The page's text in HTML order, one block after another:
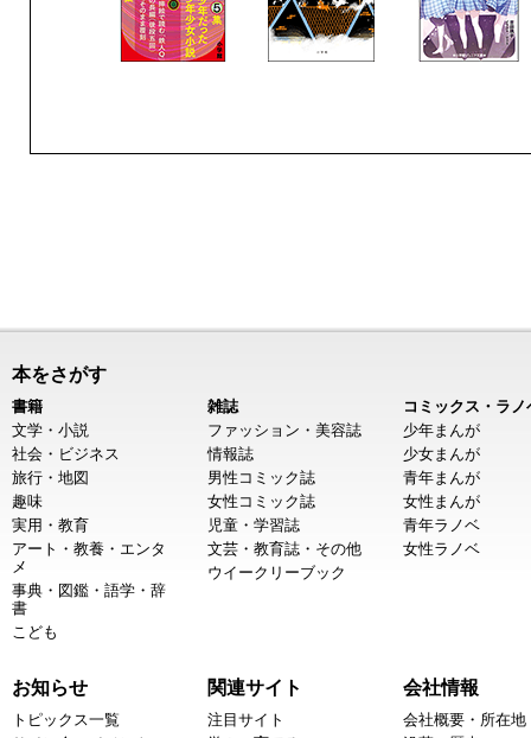
本をさがす
書籍
文学・小説
社会・ビジネス
旅行・地図
趣味
実用・教育
アート・教養・エンタ
メ
事典・図鑑・語学・辞
書
こども
雑誌
ファッション・美容誌
情報誌
男性コミック誌
女性コミック誌
児童・学習誌
文芸・教育誌・その他
ウイークリーブック
コミックス・ラノ
少年まんが
少女まんが
青年まんが
女性まんが
青年ラノベ
女性ラノベ
お知らせ
トピックス一覧
関連サイト
注目サイト
会社情報
会社概要・所在地